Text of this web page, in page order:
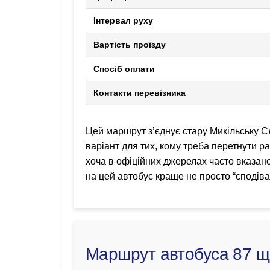
Інтервал руху
Вартість проїзду
Спосіб оплати
Контакти перевізника
Цей маршрут з’єднує стару Микільську
варіант для тих, кому треба перетнути
хоча в офіційних джерелах часто
на цей автобус краще не просто
Маршрут автобуса 87